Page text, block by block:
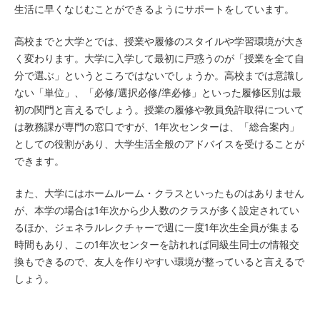
生活に早くなじむことができるようにサポートをしています。
高校までと大学とでは、授業や履修のスタイルや学習環境が大き
く変わります。大学に入学して最初に戸惑うのが「授業を全て自
分で選ぶ」というところではないでしょうか。高校までは意識し
ない「単位」、「必修/選択必修/準必修」といった履修区別は最
初の関門と言えるでしょう。授業の履修や教員免許取得について
は教務課が専門の窓口ですが、1年次センターは、「総合案内」
としての役割があり、大学生活全般のアドバイスを受けることが
できます。
また、大学にはホームルーム・クラスといったものはありません
が、本学の場合は1年次から少人数のクラスが多く設定されてい
るほか、ジェネラルレクチャーで週に一度1年次生全員が集まる
時間もあり、この1年次センターを訪れれば同級生同士の情報交
換もできるので、友人を作りやすい環境が整っていると言えるで
しょう。